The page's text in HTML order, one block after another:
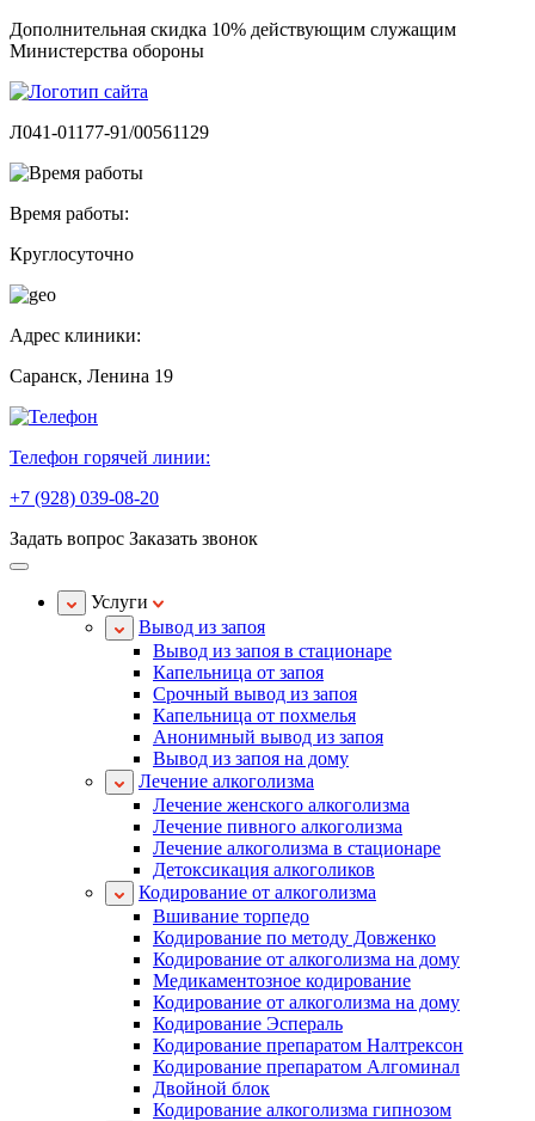
Дополнительная скидка 10% действующим служащим
Министерства обороны
Л041-01177-91/00561129
Время работы:
Круглосуточно
Адрес клиники:
Саранск, Ленина 19
Телефон горячей линии:
+7 (928) 039-08-20
Задать вопрос Заказать звонок
Услуги
Вывод из запоя
Вывод из запоя в стационаре
Капельница от запоя
Срочный вывод из запоя
Капельница от похмелья
Анонимный вывод из запоя
Вывод из запоя на дому
Лечение алкоголизма
Лечение женского алкоголизма
Лечение пивного алкоголизма
Лечение алкоголизма в стационаре
Детоксикация алкоголиков
Кодирование от алкоголизма
Вшивание торпедо
Кодирование по методу Довженко
Кодирование от алкоголизма на дому
Медикаментозное кодирование
Кодирование от алкоголизма на дому
Кодирование Эспераль
Кодирование препаратом Налтрексон
Кодирование препаратом Алгоминал
Двойной блок
Кодирование алкоголизма гипнозом